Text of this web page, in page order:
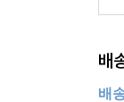
배
배